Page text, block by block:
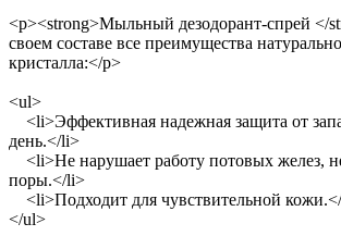
<p><strong>Мыльный дезодорант-спрей </
своем составе все преимущества
кристалла:</p>
<ul>
<li>Эффективная надежная защита от
день.</li>
<li>Не нарушает работу потовых желез,
поры.</li>
<li>Подходит для чувствительной
</ul>